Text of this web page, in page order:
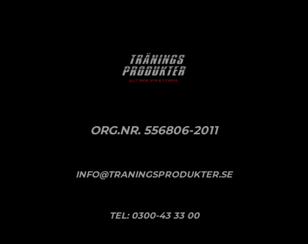
ORG.NR. 556806-2011
INFO@TRANINGSPRODUKTER.SE
TEL:0300-43 33 00